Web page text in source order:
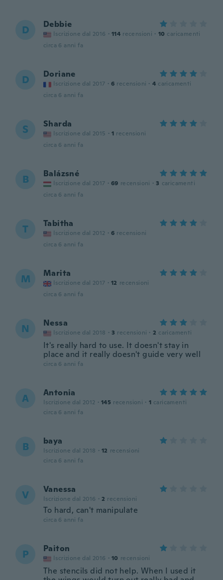
D Debbie
Iscrizione dal 2016 · 114 recensioni · 10 caricamenti
circa 6 anni fa
D Doriane
Iscrizione dal 2017 · 6 recensioni · 4 caricamenti
circa 6 anni fa
S Sharda
Iscrizione dal 2015 · 1 recensioni
circa 6 anni fa
B Balázsné
Iscrizione dal 2017 · 69 recensioni · 3 caricamenti
circa 6 anni fa
T Tabitha
Iscrizione dal 2012 · 6 recensioni
circa 6 anni fa
M Marita
Iscrizione dal 2017 · 12 recensioni
circa 6 anni fa
N Nessa
Iscrizione dal 2018 · 3 recensioni · 2 caricamenti
It's really hard to use. It doesn't stay in
place and it really doesn't guide very well
circa 6 anni fa
A Antonia
Iscrizione dal 2012 · 145 recensioni · 1 caricamenti
circa 6 anni fa
B baya
Iscrizione dal 2018 · 12 recensioni
circa 6 anni fa
V Vanessa
Iscrizione dal 2016 · 2 recensioni
To hard, can't manipulate
circa 6 anni fa
P Paiton
Iscrizione dal 2016 · 10 recensioni
The stencils did not help. When I used it